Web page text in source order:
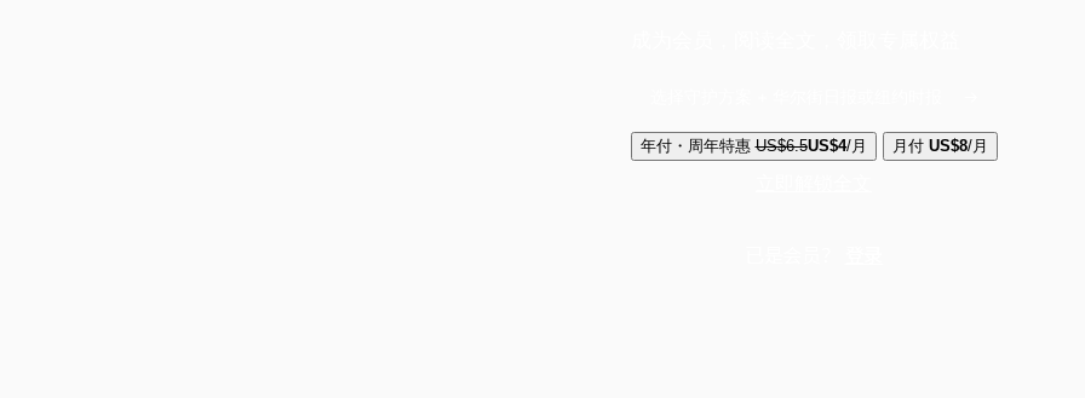
年付・周年特惠 US$6.5US$4/月 月付 US$8/月